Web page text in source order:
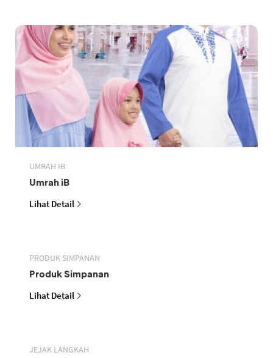
UMRAH IB
Umrah iB
Lihat Detail
PRODUK SIMPANAN
Produk Simpanan
Lihat Detail
JEJAK LANGKAH